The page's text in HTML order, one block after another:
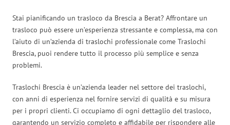
Stai pianificando un trasloco da Brescia a Berat? Affrontare un
trasloco può essere un’esperienza stressante e complessa, ma con
l’aiuto di un’azienda di traslochi professionale come Traslochi
Brescia, puoi rendere tutto il processo più semplice e senza
problemi.
Traslochi Brescia è un’azienda leader nel settore dei traslochi,
con anni di esperienza nel fornire servizi di qualità e su misura
per i propri clienti. Ci occupiamo di ogni dettaglio del trasloco,
garantendo un servizio completo e affidabile per rispondere alle